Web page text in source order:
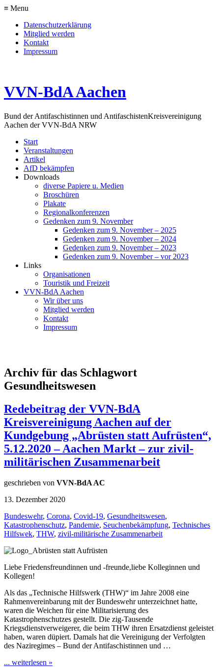
≡ Menu
Datenschutzerklärung
Mitglied werden
Kontakt
Impressum
VVN-BdA Aachen
Bund der Antifaschistinnen und AntifaschistenKreisvereinigung
Aachen der VVN-BdA NRW
Start
Veranstaltungen
Artikel
AfD bekämpfen
Downloads
diverse Papiere u. Medien
Broschüren
Plakate
Regionalkonferenzen
Gedenken zum 9. November
Gedenken zum 9. November – 2025
Gedenken zum 9. November – 2024
Gedenken zum 9. November – 2023
Gedenken zum 9. November – vor 2023
Links
Organisationen
Touristik und Freizeit
VVN-BdA Aachen
Wir über uns
Mitglied werden
Kontakt
Impressum
Archiv für das Schlagwort
Gesundheitswesen
Redebeitrag der VVN-BdA
Kreisvereinigung Aachen auf der
Kundgebung „Abrüsten statt Aufrüsten“,
5.12.2020 – Aachen Markt – zur zivil-
militärischen Zusammenarbeit
geschrieben von VVN-BdA AC
13. Dezember 2020
Bundeswehr, Corona, Covid-19, Gesundheitswesen,
Katastrophenschutz, Pandemie, Seuchenbekämpfung, Technisches
Hilfswek, THW, zivil-militärische Zusammenarbeit
Liebe Friedensfreundinnen und -freunde,liebe Kolleginnen und
Kollegen!
Als das „Technische Hilfswerk (THW)“ im Jahre 2008 eine
Rahmenvereinbarung mit der Bundeswehr unterzeichnet hatte,
waren die Weichen für eine Militarisierung des
Katastrophenschutzes gestellt. Die zig-Tausende
Kriegsdienstverweigerer, die beim THW ihren Ersatzdienst geleistet
haben, waren düpiert. Damals hat die Vereinigung der Verfolgten
des Naziregimes – Bund der Antifaschistinnen und …
... weiterlesen »